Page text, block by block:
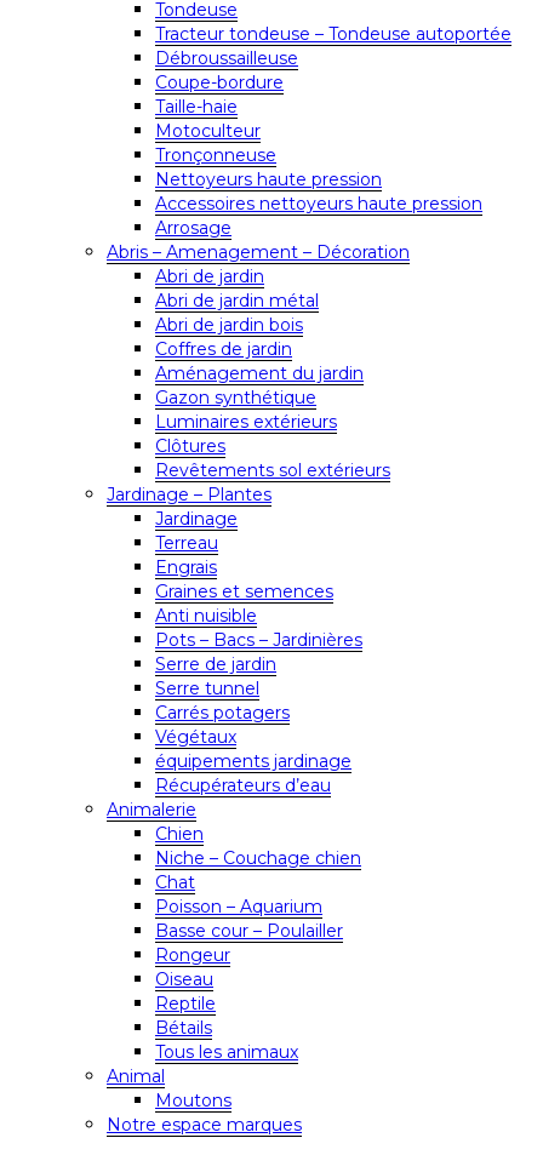
Tondeuse
Tracteur tondeuse – Tondeuse autoportée
Débroussailleuse
Coupe-bordure
Taille-haie
Motoculteur
Tronçonneuse
Nettoyeurs haute pression
Accessoires nettoyeurs haute pression
Arrosage
Abris – Amenagement – Décoration
Abri de jardin
Abri de jardin métal
Abri de jardin bois
Coffres de jardin
Aménagement du jardin
Gazon synthétique
Luminaires extérieurs
Clôtures
Revêtements sol extérieurs
Jardinage – Plantes
Jardinage
Terreau
Engrais
Graines et semences
Anti nuisible
Pots – Bacs – Jardinières
Serre de jardin
Serre tunnel
Carrés potagers
Végétaux
équipements jardinage
Récupérateurs d’eau
Animalerie
Chien
Niche – Couchage chien
Chat
Poisson – Aquarium
Basse cour – Poulailler
Rongeur
Oiseau
Reptile
Bétails
Tous les animaux
Animal
Moutons
Notre espace marques